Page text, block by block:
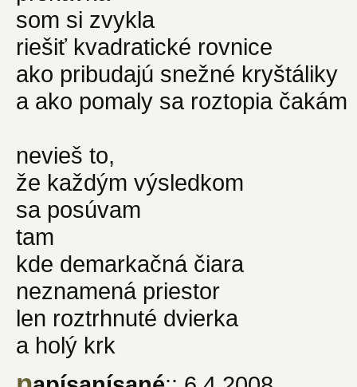
som si zvykla
riešiť kvadratické rovnice
ako pribudajú snežné kryštáliky
a ako pomaly sa roztopia čakám
nevieš to,
že každým výsledkom
sa posúvam
tam
kde demarkačná čiara
neznamená priestor
len roztrhnuté dvierka
a holý krk